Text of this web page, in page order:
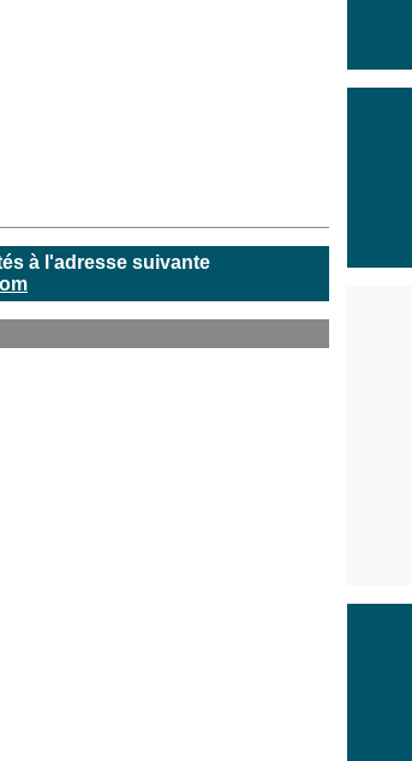
à l'adresse suivante